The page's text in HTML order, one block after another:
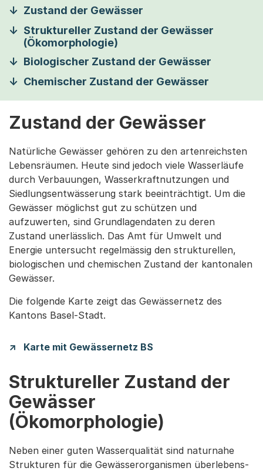
Zustand der Gewässer
Struktureller Zustand der Gewässer
(Ökomorphologie)
Biologischer Zustand der Gewässer
Chemischer Zustand der Gewässer
Zustand der Gewässer
Natürliche Gewässer gehören zu den artenreichsten
Lebensräumen. Heute sind jedoch viele Wasserläufe
durch Verbauungen, Wasserkraftnutzungen und
Siedlungsentwässerung stark beeinträchtigt. Um die
Gewässer möglichst gut zu schützen und
aufzuwerten, sind Grundlagendaten zu deren
Zustand unerlässlich. Das Amt für Umwelt und
Energie untersucht regelmässig den strukturellen,
biologischen und chemischen Zustand der kantonalen
Gewässer.
Die folgende Karte zeigt das Gewässernetz des
Kantons Basel-Stadt.
Karte mit Gewässernetz BS
Struktureller Zustand der
Gewässer
(Ökomorphologie)
Neben einer guten Wasserqualität sind naturnahe
Strukturen für die Gewässerorganismen über­le­bens­